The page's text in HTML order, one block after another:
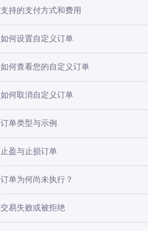
设置自定义订单前，您的账户须完成
支持的支付方式和费用
可以设置用以下方式付款的自定义订单：
• 法定货币账户余额
• 数字钱包（Apple Pay 或 Google Pay
• 借记卡或信用卡
自定义订单的交易费用显示在订单设置的
如何设置自定义订单
1 点击+图标，然后点击
4 点击设置目标价格
5 在查看之后，点击
如何查看您的自定义订单
1 在应用中，前往投资组合
如何取消自定义订单
• 前往投资组合
• 选择订单，找到您希望取消的订单。
• 选择Cancel（取消）
订单类型与示例
创建订单时，系统会要求您设定目标价
定义订单，您将看到屏幕显示以下订单类
•
比当前市场价格低 40%。一旦 BTC
止盈与止损订单
在 Kraken 应用程序上买入加密货币后，
类型的自定义订单，与之前的购买直接挂
• 止盈：
订单为何尚未执行？
为确保以目标价格或更优价格完整成交
已达到目标价格，订单也可能不会执行。
交易失败或被拒绝